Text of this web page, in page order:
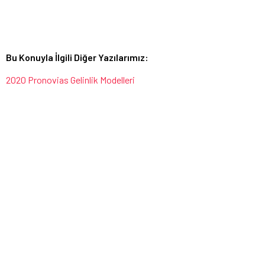
Bu Konuyla İlgili Diğer Yazılarımız:
2020 Pronovias Gelinlik Modelleri